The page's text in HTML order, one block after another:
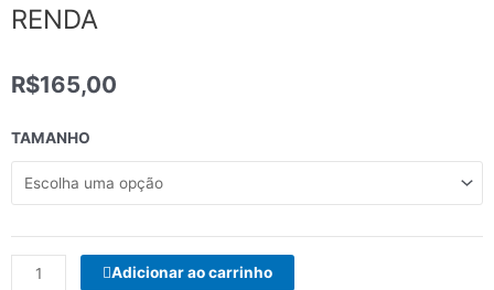
RENDA
R$165,00
TAMANHO
CONJUNTO
SEM
BOJO
DELICADO
ELEGANTE
COM
Adicionar ao carrinho